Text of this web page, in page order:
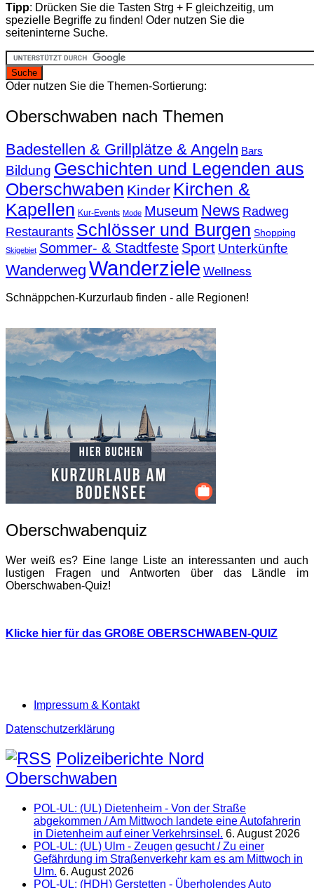
Tipp: Drücken Sie die Tasten Strg + F gleichzeitig, um
spezielle Begriffe zu finden! Oder nutzen Sie die
seiteninterne Suche.
Oder nutzen Sie die Themen-Sortierung:
Oberschwaben nach Themen
Badestellen & Grillplätze & Angeln Bars
Bildung Geschichten und Legenden aus
Oberschwaben Kinder Kirchen &
Kapellen Kur-Events Mode Museum News Radweg
Restaurants Schlösser und Burgen Shopping
Skigebiet Sommer- & Stadtfeste Sport Unterkünfte
Wanderweg Wanderziele Wellness
Schnäppchen-Kurzurlaub finden - alle Regionen!
Oberschwabenquiz
Wer weiß es? Eine lange Liste an interessanten und auch
lustigen Fragen und Antworten über das Ländle im
Oberschwaben-Quiz!
Klicke hier für das GROßE OBERSCHWABEN-QUIZ
Impressum & Kontakt
Datenschutzerklärung
Polizeiberichte Nord
Oberschwaben
POL-UL: (UL) Dietenheim - Von der Straße
abgekommen / Am Mittwoch landete eine Autofahrerin
in Dietenheim auf einer Verkehrsinsel. 6. August 2026
POL-UL: (UL) Ulm - Zeugen gesucht / Zu einer
Gefährdung im Straßenverkehr kam es am Mittwoch in
Ulm. 6. August 2026
POL-UL: (HDH) Gerstetten - Überholendes Auto